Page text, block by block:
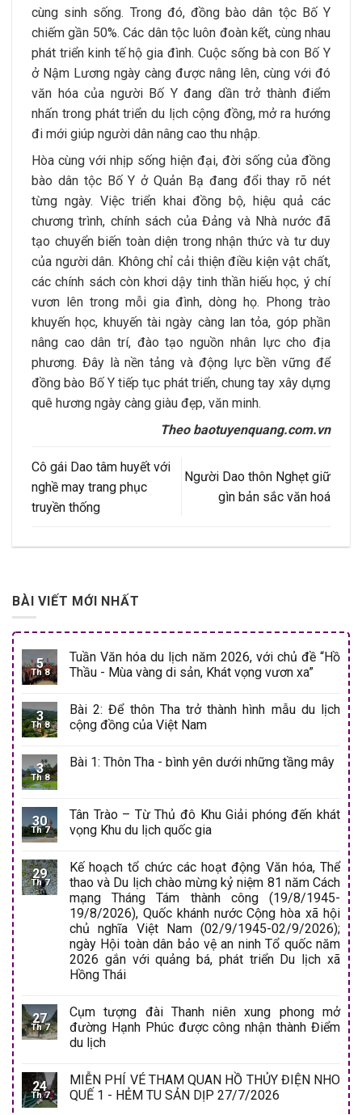
cùng sinh sống. Trong đó, đồng bào dân tộc Bố Y
chiếm gần 50%. Các dân tộc luôn đoàn kết, cùng nhau
phát triển kinh tế hộ gia đình. Cuộc sống bà con Bố Y
ở Nậm Lương ngày càng được nâng lên, cùng với đó
văn hóa của người Bố Y đang dần trở thành điểm
nhấn trong phát triển du lịch cộng đồng, mở ra hướng
đi mới giúp người dân nâng cao thu nhập.
Hòa cùng với nhịp sống hiện đại, đời sống của đồng
bào dân tộc Bố Y ở Quản Bạ đang đổi thay rõ nét
từng ngày. Việc triển khai đồng bộ, hiệu quả các
chương trình, chính sách của Đảng và Nhà nước đã
tạo chuyển biến toàn diện trong nhận thức và tư duy
của người dân. Không chỉ cải thiện điều kiện vật chất,
các chính sách còn khơi dậy tinh thần hiếu học, ý chí
vươn lên trong mỗi gia đình, dòng họ. Phong trào
khuyến học, khuyến tài ngày càng lan tỏa, góp phần
nâng cao dân trí, đào tạo nguồn nhân lực cho địa
phương. Đây là nền tảng và động lực bền vững để
đồng bào Bố Y tiếp tục phát triển, chung tay xây dựng
quê hương ngày càng giàu đẹp, văn minh.
Theo baotuyenquang.com.vn
Cô gái Dao tâm huyết với
nghề may trang phục
truyền thống
Người Dao thôn Nghẹt giữ
gìn bản sắc văn hoá
BÀI VIẾT MỚI NHẤT
5
Th 8
Tuần Văn hóa du lịch năm 2026, với chủ đề “Hồ
Thầu - Mùa vàng di sản, Khát vọng vươn xa”
3
Th 8
Bài 2: Để thôn Tha trở thành hình mẫu du lịch
cộng đồng của Việt Nam
3
Th 8
Bài 1: Thôn Tha - bình yên dưới những tầng mây
30
Th 7
Tân Trào – Từ Thủ đô Khu Giải phóng đến khát
vọng Khu du lịch quốc gia
29
Th 7
Kế hoạch tổ chức các hoạt động Văn hóa, Thể
thao và Du lịch chào mừng kỷ niệm 81 năm Cách
mạng Tháng Tám thành công (19/8/1945-
19/8/2026), Quốc khánh nước Cộng hòa xã hội
chủ nghĩa Việt Nam (02/9/1945-02/9/2026);
ngày Hội toàn dân bảo vệ an ninh Tổ quốc năm
2026 gắn với quảng bá, phát triển Du lịch xã
Hồng Thái
27
Th 7
Cụm tượng đài Thanh niên xung phong mở
đường Hạnh Phúc được công nhận thành Điểm
du lịch
24
Th 7
MIỄN PHÍ VÉ THAM QUAN HỒ THỦY ĐIỆN NHO
QUẾ 1 - HẺM TU SẢN DỊP 27/7/2026